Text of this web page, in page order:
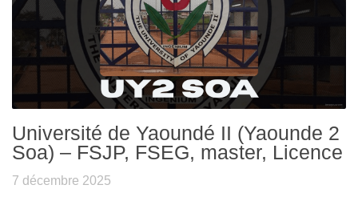
Université de Yaoundé II (Yaounde 2
Soa) – FSJP, FSEG, master, Licence
7 décembre 2025